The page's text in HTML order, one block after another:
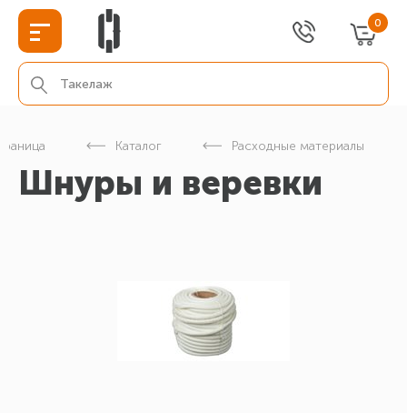
0
Каталог Расходные материалы
Шнуры и веревки